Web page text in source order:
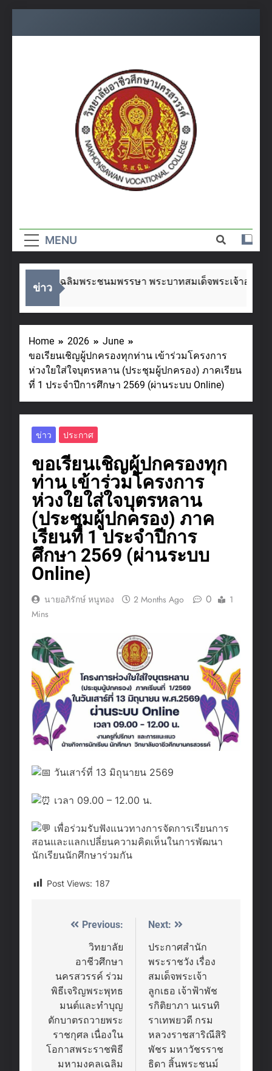
อาชีวศึกษา
นครสวรรค์
MENU
ข่าว
โอกาสวันเฉลิมพระชนมพรรษา พระบาทสมเด็จพระเจ้าอยู่หัว
Home 2026
June
ขอเรียนเชิญผู้ปกครองทุกท่าน เข้าร่วมโครงการ
ห่วงใยใส่ใจบุตรหลาน (ประชุมผู้ปกครอง) ภาคเรียน
ที่ 1 ประจำปีการศึกษา 2569 (ผ่านระบบ Online)
ข่าว ประกาศ
ขอเรียนเชิญผู้ปกครองทุก
ท่าน เข้าร่วมโครงการ
ห่วงใยใส่ใจบุตรหลาน
(ประชุมผู้ปกครอง) ภาค
เรียนที่ 1 ประจำปีการ
ศึกษา 2569 (ผ่านระบบ
Online)
นายอภิรักษ์ หนูทอง 2 Months Ago 0
1
Mins
วันเสาร์ที่ 13 มิถุนายน 2569
เวลา 09.00 – 12.00 น.
เพื่อร่วมรับฟังแนวทางการจัดการเรียนการ
สอนและแลกเปลี่ยนความคิดเห็นในการพัฒนา
นักเรียนนักศึกษาร่วมกัน
Post Views: 187
Post
navigation
Previous:
วิทยาลัย
อาชีวศึกษา
นครสวรรค์ ร่วม
พิธีเจริญพระพุทธ
มนต์และทำบุญ
ตักบาตรถวายพระ
ราชกุศล เนื่องใน
โอกาสพระราชพิธี
มหามงคลเฉลิม
Next:
ประกาศสำนัก
พระราชวัง เรื่อง
สมเด็จพระเจ้า
ลูกเธอ เจ้าฟ้าพัช
รกิติยาภา นเรนทิ
ราเทพยวดี กรม
หลวงราชสาริณีสิริ
พัชร มหาวัชรราช
ธิดา สิ้นพระชนม์